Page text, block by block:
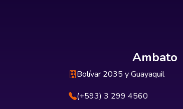
Ambato
Bolívar 2035 y Guayaquil
(+593) 3 299 4560